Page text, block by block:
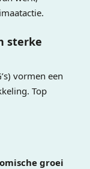
sterke
vormen een
Top
groei